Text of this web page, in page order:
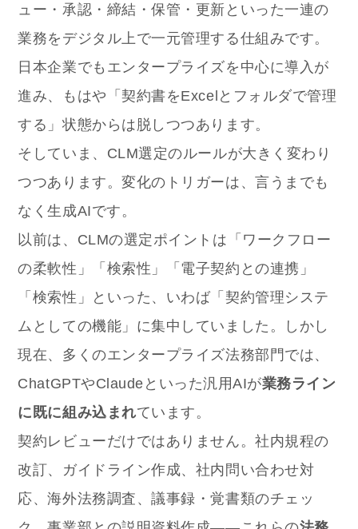
ュー・承認・締結・保管・更新といった一連の
業務をデジタル上で一元管理する仕組みです。
日本企業でもエンタープライズを中心に導入が
進み、もはや「契約書をExcelとフォルダで管理
する」状態からは脱しつつあります。
そしていま、CLM選定のルールが大きく変わり
つつあります。変化のトリガーは、言うまでも
なく生成AIです。
以前は、CLMの選定ポイントは「ワークフロー
の柔軟性」「検索性」「電子契約との連携」
「検索性」といった、いわば「契約管理システ
ムとしての機能」に集中していました。しかし
現在、多くのエンタープライズ法務部門では、
ChatGPTやClaudeといった汎用AIが業務ライン
に既に組み込まれています。
契約レビューだけではありません。社内規程の
改訂、ガイドライン作成、社内問い合わせ対
応、海外法務調査、議事録・覚書類のチェッ